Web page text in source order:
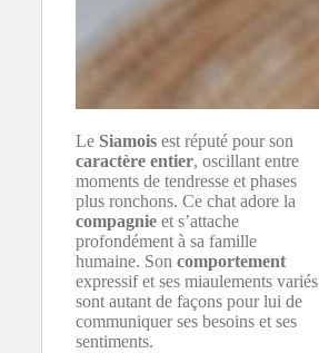
Le Siamois est réputé pour son
caractère entier, oscillant entre
moments de tendresse et phases
plus ronchons. Ce chat adore la
compagnie et s’attache
profondément à sa famille
humaine. Son comportement
expressif et ses miaulements variés
sont autant de façons pour lui de
communiquer ses besoins et ses
sentiments.